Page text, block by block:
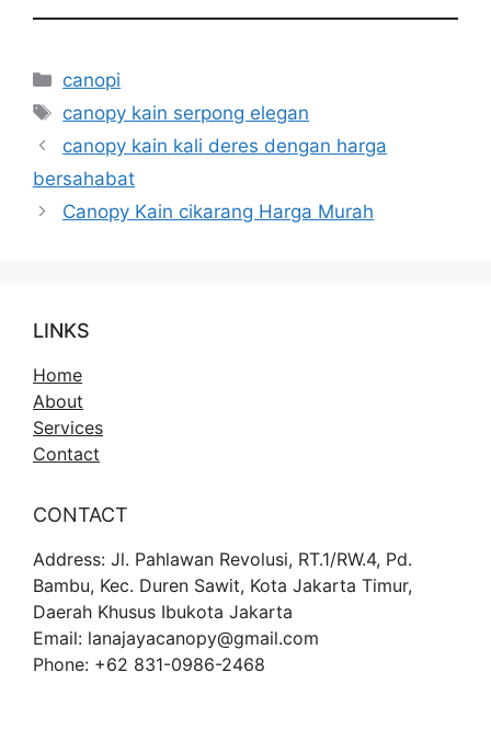
Kategori
canopi
Tag
canopy kain serpong elegan
canopy kain kali deres dengan harga
bersahabat
Canopy Kain cikarang Harga Murah
LINKS
Home
About
Services
Contact
CONTACT
Address: Jl. Pahlawan Revolusi, RT.1/RW.4, Pd.
Bambu, Kec. Duren Sawit, Kota Jakarta Timur,
Daerah Khusus Ibukota Jakarta
Email: lanajayacanopy@gmail.com
Phone: +62 831-0986-2468